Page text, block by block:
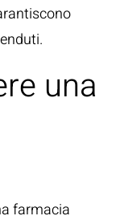
una
farmacia